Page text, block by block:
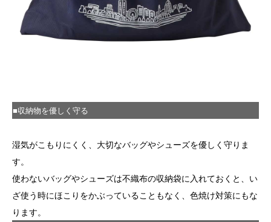
■収納物を優しく守る
湿気がこもりにくく、大切なバッグやシューズを優しく守りま
す。
使わないバッグやシューズは不織布の収納袋に入れておくと、い
ざ使う時にほこりをかぶっていることもなく、色焼け対策にもな
ります。